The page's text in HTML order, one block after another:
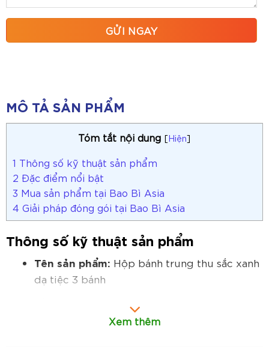
MÔ TẢ SẢN PHẨM
Tóm tắt nội dung [Hiện]
1 Thông số kỹ thuật sản phẩm
2 Đặc điểm nổi bật
3 Mua sản phẩm tại Bao Bì Asia
4 Giải pháp đóng gói tại Bao Bì Asia
Thông số kỹ thuật sản phẩm
Tên sản phẩm: Hộp bánh trung thu sắc xanh
dạ tiệc 3 bánh
Giấy mỹ thuật cao cấp bồi carton
Xem thêm